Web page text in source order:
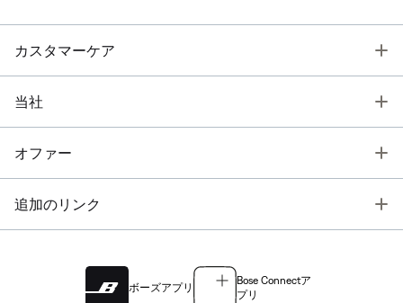
カスタマーケア
当社
オファー
追加のリンク
ボーズアプリ
Bose Connectア
プリ